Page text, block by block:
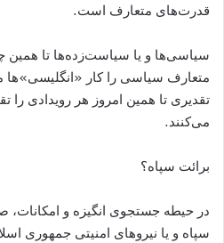
قدرت‌های متعارف است.
سیاسی‌ها و یا سیاست‌زده‌ها تا همین
متعارف سیاسی را کار «انگلیسی»‌ها
تقدیری تا همین امروز هر رویدادی را
می‌کنند.
برائت سپاه؟
در حیطه جستجوی انگیزه و امکانات،
سپاه و یا نیروهای امنیتی جمهوری